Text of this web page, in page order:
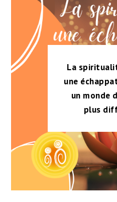
La
une
un monde
plus